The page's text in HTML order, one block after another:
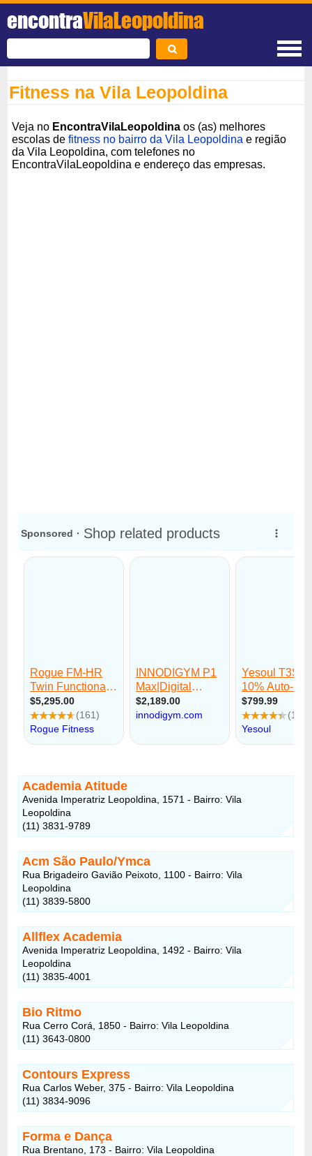
encontraVilaLeopoldina
Fitness na Vila Leopoldina
Veja no EncontraVilaLeopoldina os (as) melhores
escolas defitness no bairro da Vila Leopoldina e região
da Vila Leopoldina, com telefones no
EncontraVilaLeopoldina e endereço das empresas.
Academia Atitude
Avenida Imperatriz Leopoldina, 1571 - Bairro: Vila
Leopoldina
(11) 3831-9789
Acm São Paulo/Ymca
Rua Brigadeiro Gavião Peixoto, 1100 - Bairro: Vila
Leopoldina
(11) 3839-5800
Allflex Academia
Avenida Imperatriz Leopoldina, 1492 - Bairro: Vila
Leopoldina
(11) 3835-4001
Bio Ritmo
Rua Cerro Corá, 1850 - Bairro: Vila Leopoldina
(11) 3643-0800
Contours Express
Rua Carlos Weber, 375 - Bairro: Vila Leopoldina
(11) 3834-9096
Forma e Dança
Rua Brentano, 173 - Bairro: Vila Leopoldina